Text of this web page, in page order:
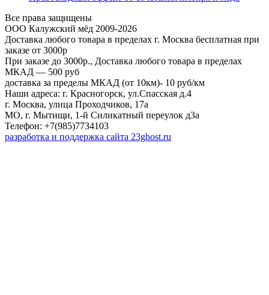
Все права защищены
ООО Калужский мёд 2009-2026
Доставка любого товара в пределах г. Москва бесплатная при
заказе от 3000р
При заказе до 3000р., Доставка любого товара в пределах
МКАД — 500 руб
доставка за пределы МКАД (от 10км)- 10 руб/км
Наши адреса: г. Красногорск, ул.Спасская д.4
г. Москва, улица Проходчиков, 17а
МО, г. Мытищи, 1-й Силикатный переулок д3а
Телефон: +7(985)7734103
разработка и поддержка сайта 23ghost.ru